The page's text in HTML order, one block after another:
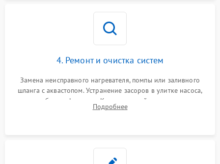
4. Ремонт и очистка систем
Замена неисправного нагревателя, помпы или заливного
шланга с аквастопом. Устранение засоров в улитке насоса,
патрубках и фильтрах. Компонентный ремонт платы
управления, восстановление поврежденной проводки.
Подробнее